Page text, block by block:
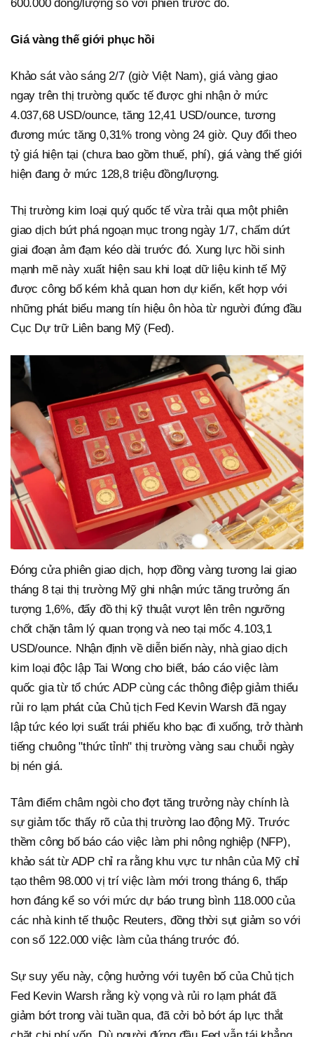
600.000 đồng/lượng so với phiên trước đó.
Giá vàng thế giới phục hồi
Khảo sát vào sáng 2/7 (giờ Việt Nam), giá vàng giao
ngay trên thị trường quốc tế được ghi nhận ở mức
4.037,68 USD/ounce, tăng 12,41 USD/ounce, tương
đương mức tăng 0,31% trong vòng 24 giờ. Quy đổi theo
tỷ giá hiện tại (chưa bao gồm thuế, phí), giá vàng thế giới
hiện đang ở mức 128,8 triệu đồng/lượng.
Thị trường kim loại quý quốc tế vừa trải qua một phiên
giao dịch bứt phá ngoạn mục trong ngày 1/7, chấm dứt
giai đoạn ảm đạm kéo dài trước đó. Xung lực hồi sinh
mạnh mẽ này xuất hiện sau khi loạt dữ liệu kinh tế Mỹ
được công bố kém khả quan hơn dự kiến, kết hợp với
những phát biểu mang tín hiệu ôn hòa từ người đứng đầu
Cục Dự trữ Liên bang Mỹ (Fed).
Đóng cửa phiên giao dịch, hợp đồng vàng tương lai giao
tháng 8 tại thị trường Mỹ ghi nhận mức tăng trưởng ấn
tượng 1,6%, đẩy đồ thị kỹ thuật vượt lên trên ngưỡng
chốt chặn tâm lý quan trọng và neo tại mốc 4.103,1
USD/ounce. Nhận định về diễn biến này, nhà giao dịch
kim loại độc lập Tai Wong cho biết, báo cáo việc làm
quốc gia từ tổ chức ADP cùng các thông điệp giảm thiểu
rủi ro lạm phát của Chủ tịch Fed Kevin Warsh đã ngay
lập tức kéo lợi suất trái phiếu kho bạc đi xuống, trở thành
tiếng chuông "thức tỉnh" thị trường vàng sau chuỗi ngày
bị nén giá.
Tâm điểm châm ngòi cho đợt tăng trưởng này chính là
sự giảm tốc thấy rõ của thị trường lao động Mỹ. Trước
thềm công bố báo cáo việc làm phi nông nghiệp (NFP),
khảo sát từ ADP chỉ ra rằng khu vực tư nhân của Mỹ chỉ
tạo thêm 98.000 vị trí việc làm mới trong tháng 6, thấp
hơn đáng kể so với mức dự báo trung bình 118.000 của
các nhà kinh tế thuộc Reuters, đồng thời sụt giảm so với
con số 122.000 việc làm của tháng trước đó.
Sự suy yếu này, cộng hưởng với tuyên bố của Chủ tịch
Fed Kevin Warsh rằng kỳ vọng và rủi ro lạm phát đã
giảm bớt trong vài tuần qua, đã cởi bỏ bớt áp lực thắt